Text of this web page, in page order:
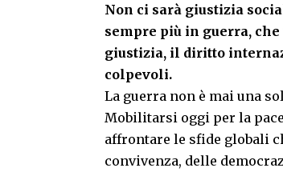
Non ci sarà giustizia
sempre più in guerra,
giustizia, il diritto
colpevoli.
La guerra non è mai una
Mobilitarsi oggi per la
affrontare le sfide globali
convivenza, delle